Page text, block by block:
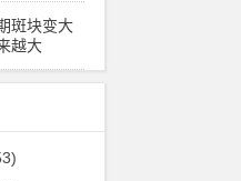
斑块变大
越大